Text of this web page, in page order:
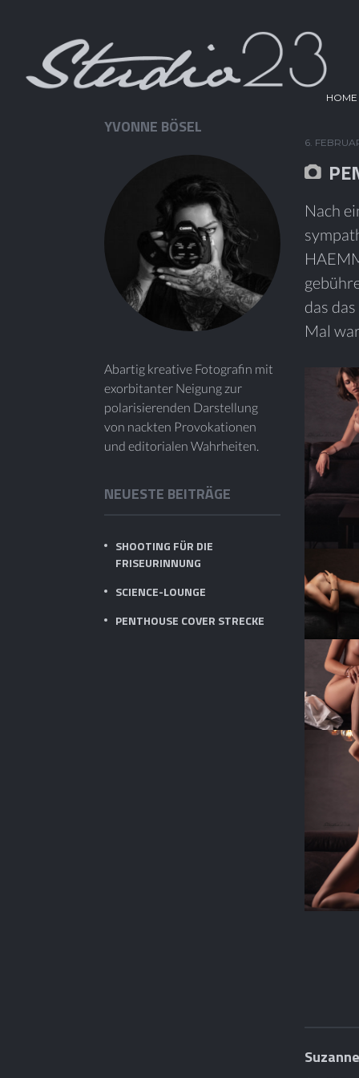
HOME
6.
Nach
das
Mal
YVONNE BÖSEL
Abartig kreative Fotografin mit
exorbitanter Neigung zur
polarisierenden Darstellung
von nackten Provokationen
und editorialen Wahrheiten.
NEUESTE BEITRÄGE
SHOOTING FÜR DIE
FRISEURINNUNG
SCIENCE-LOUNGE
PENTHOUSE COVER STRECKE